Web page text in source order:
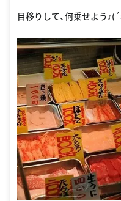
目移りして、何乗せよう